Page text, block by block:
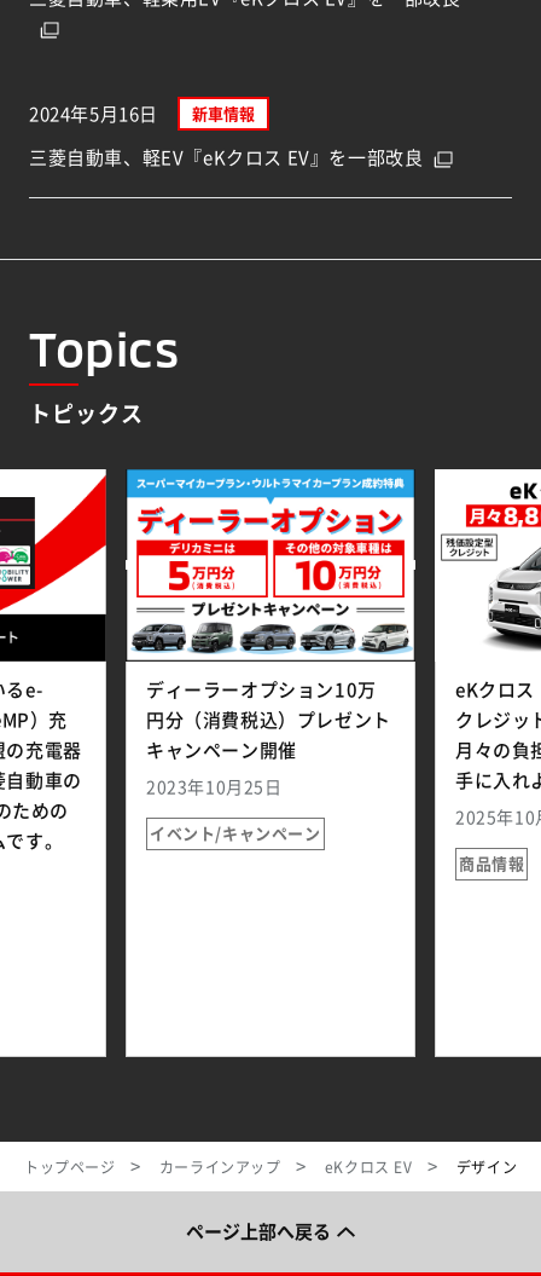
2024年5月16日 新車情報
三菱自動車、軽EV『eKクロス EV』を一部改良
Topics
トピックス
るe-
）充
の充電器
自動車の
ための
す。
ディーラーオプション10万
円分（消費税込）プレゼント
キャンペーン開催
2023年10月25日
イベント/キャンペーン
eKクロス
クレジッ
月々の負
手に入れ
2025年10
商品情報
トップページ カーラインアップ eKクロス EV デザイン
ページ上部へ戻る